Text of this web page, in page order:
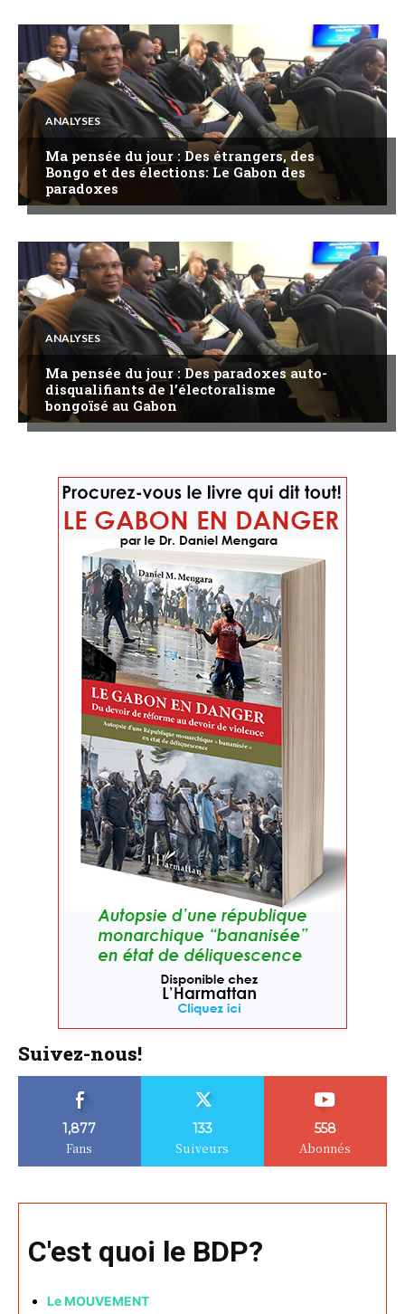
ANALYSES
Ma pensée du jour : Des étrangers, des
Bongo et des élections: Le Gabon des
paradoxes
ANALYSES
Ma pensée du jour : Des paradoxes auto-
disqualifiants de l’électoralisme
bongoïsé au Gabon
Suivez-nous!
1,877
Fans
133
Suiveurs
558
Abonnés
C'est quoi le BDP?
Le MOUVEMENT